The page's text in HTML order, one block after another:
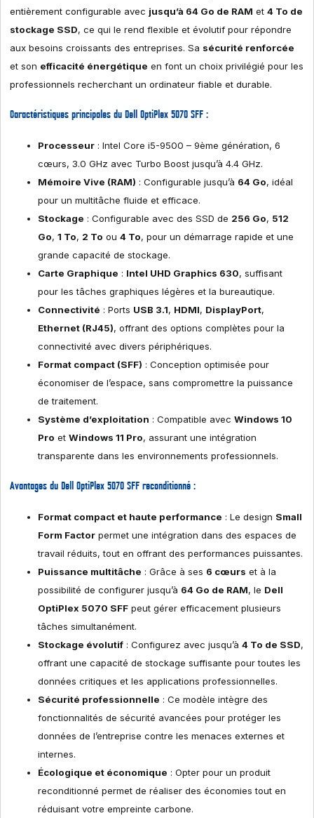
entièrement configurable avec jusqu’à 64 Go de RAM et4 To de
stockage SSD, ce qui le rend flexible et évolutif pour répondre
aux besoins croissants des entreprises. Sa sécurité renforcée
et son efficacité énergétique en font un choix privilégié pour les
professionnels recherchant un ordinateur fiable et durable.
Caractéristiques principales du Dell OptiPlex 5070 SFF :
Processeur : Intel Core i5-9500 – 9ème génération, 6
cœurs, 3.0 GHz avec Turbo Boost jusqu’à 4.4 GHz.
Mémoire Vive (RAM) : Configurable jusqu’à 64 Go, idéal
pour un multitâche fluide et efficace.
Stockage : Configurable avec des SSD de 256 Go, 512
Go,1 To, 2 To ou4 To, pour un démarrage rapide et une
grande capacité de stockage.
Carte Graphique : Intel UHD Graphics 630, suffisant
pour les tâches graphiques légères et la bureautique.
Connectivité : Ports USB 3.1, HDMI, DisplayPort,
Ethernet (RJ45), offrant des options complètes pour la
connectivité avec divers périphériques.
Format compact (SFF) : Conception optimisée pour
économiser de l’espace, sans compromettre la puissance
de traitement.
Système d’exploitation : Compatible avecWindows 10
Pro etWindows 11 Pro, assurant une intégration
transparente dans les environnements professionnels.
Avantages du Dell OptiPlex 5070 SFF reconditionné :
Format compact et haute performance : Le design Small
Form Factor permet une intégration dans des espaces de
travail réduits, tout en offrant des performances puissantes.
Puissance multitâche : Grâce à ses 6 cœurs et à la
possibilité de configurer jusqu’à 64 Go de RAM, le Dell
OptiPlex 5070 SFF peut gérer efficacement plusieurs
tâches simultanément.
Stockage évolutif : Configurez avec jusqu’à4 To de SSD,
offrant une capacité de stockage suffisante pour toutes les
données critiques et les applications professionnelles.
Sécurité professionnelle : Ce modèle intègre des
fonctionnalités de sécurité avancées pour protéger les
données de l’entreprise contre les menaces externes et
internes.
Écologique et économique : Opter pour un produit
reconditionné permet de réaliser des économies tout en
réduisant votre empreinte carbone.